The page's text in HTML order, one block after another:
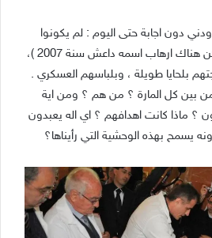
دون اجابة حتى اليوم : لم يكونوا
هؤلاء من الدواعش ( لم يكن هناك ارهاب اسمه داعش سنة 2007 )،
بلحايا طويلة ، وبلباسهم العسكري .
من بين كل المارة ؟ من هم ؟ ومن اية
؟ ماذا كانت اهدافهم ؟ اي اله يعبدون
يسمح بهذه الوحشية التي رأيناها؟